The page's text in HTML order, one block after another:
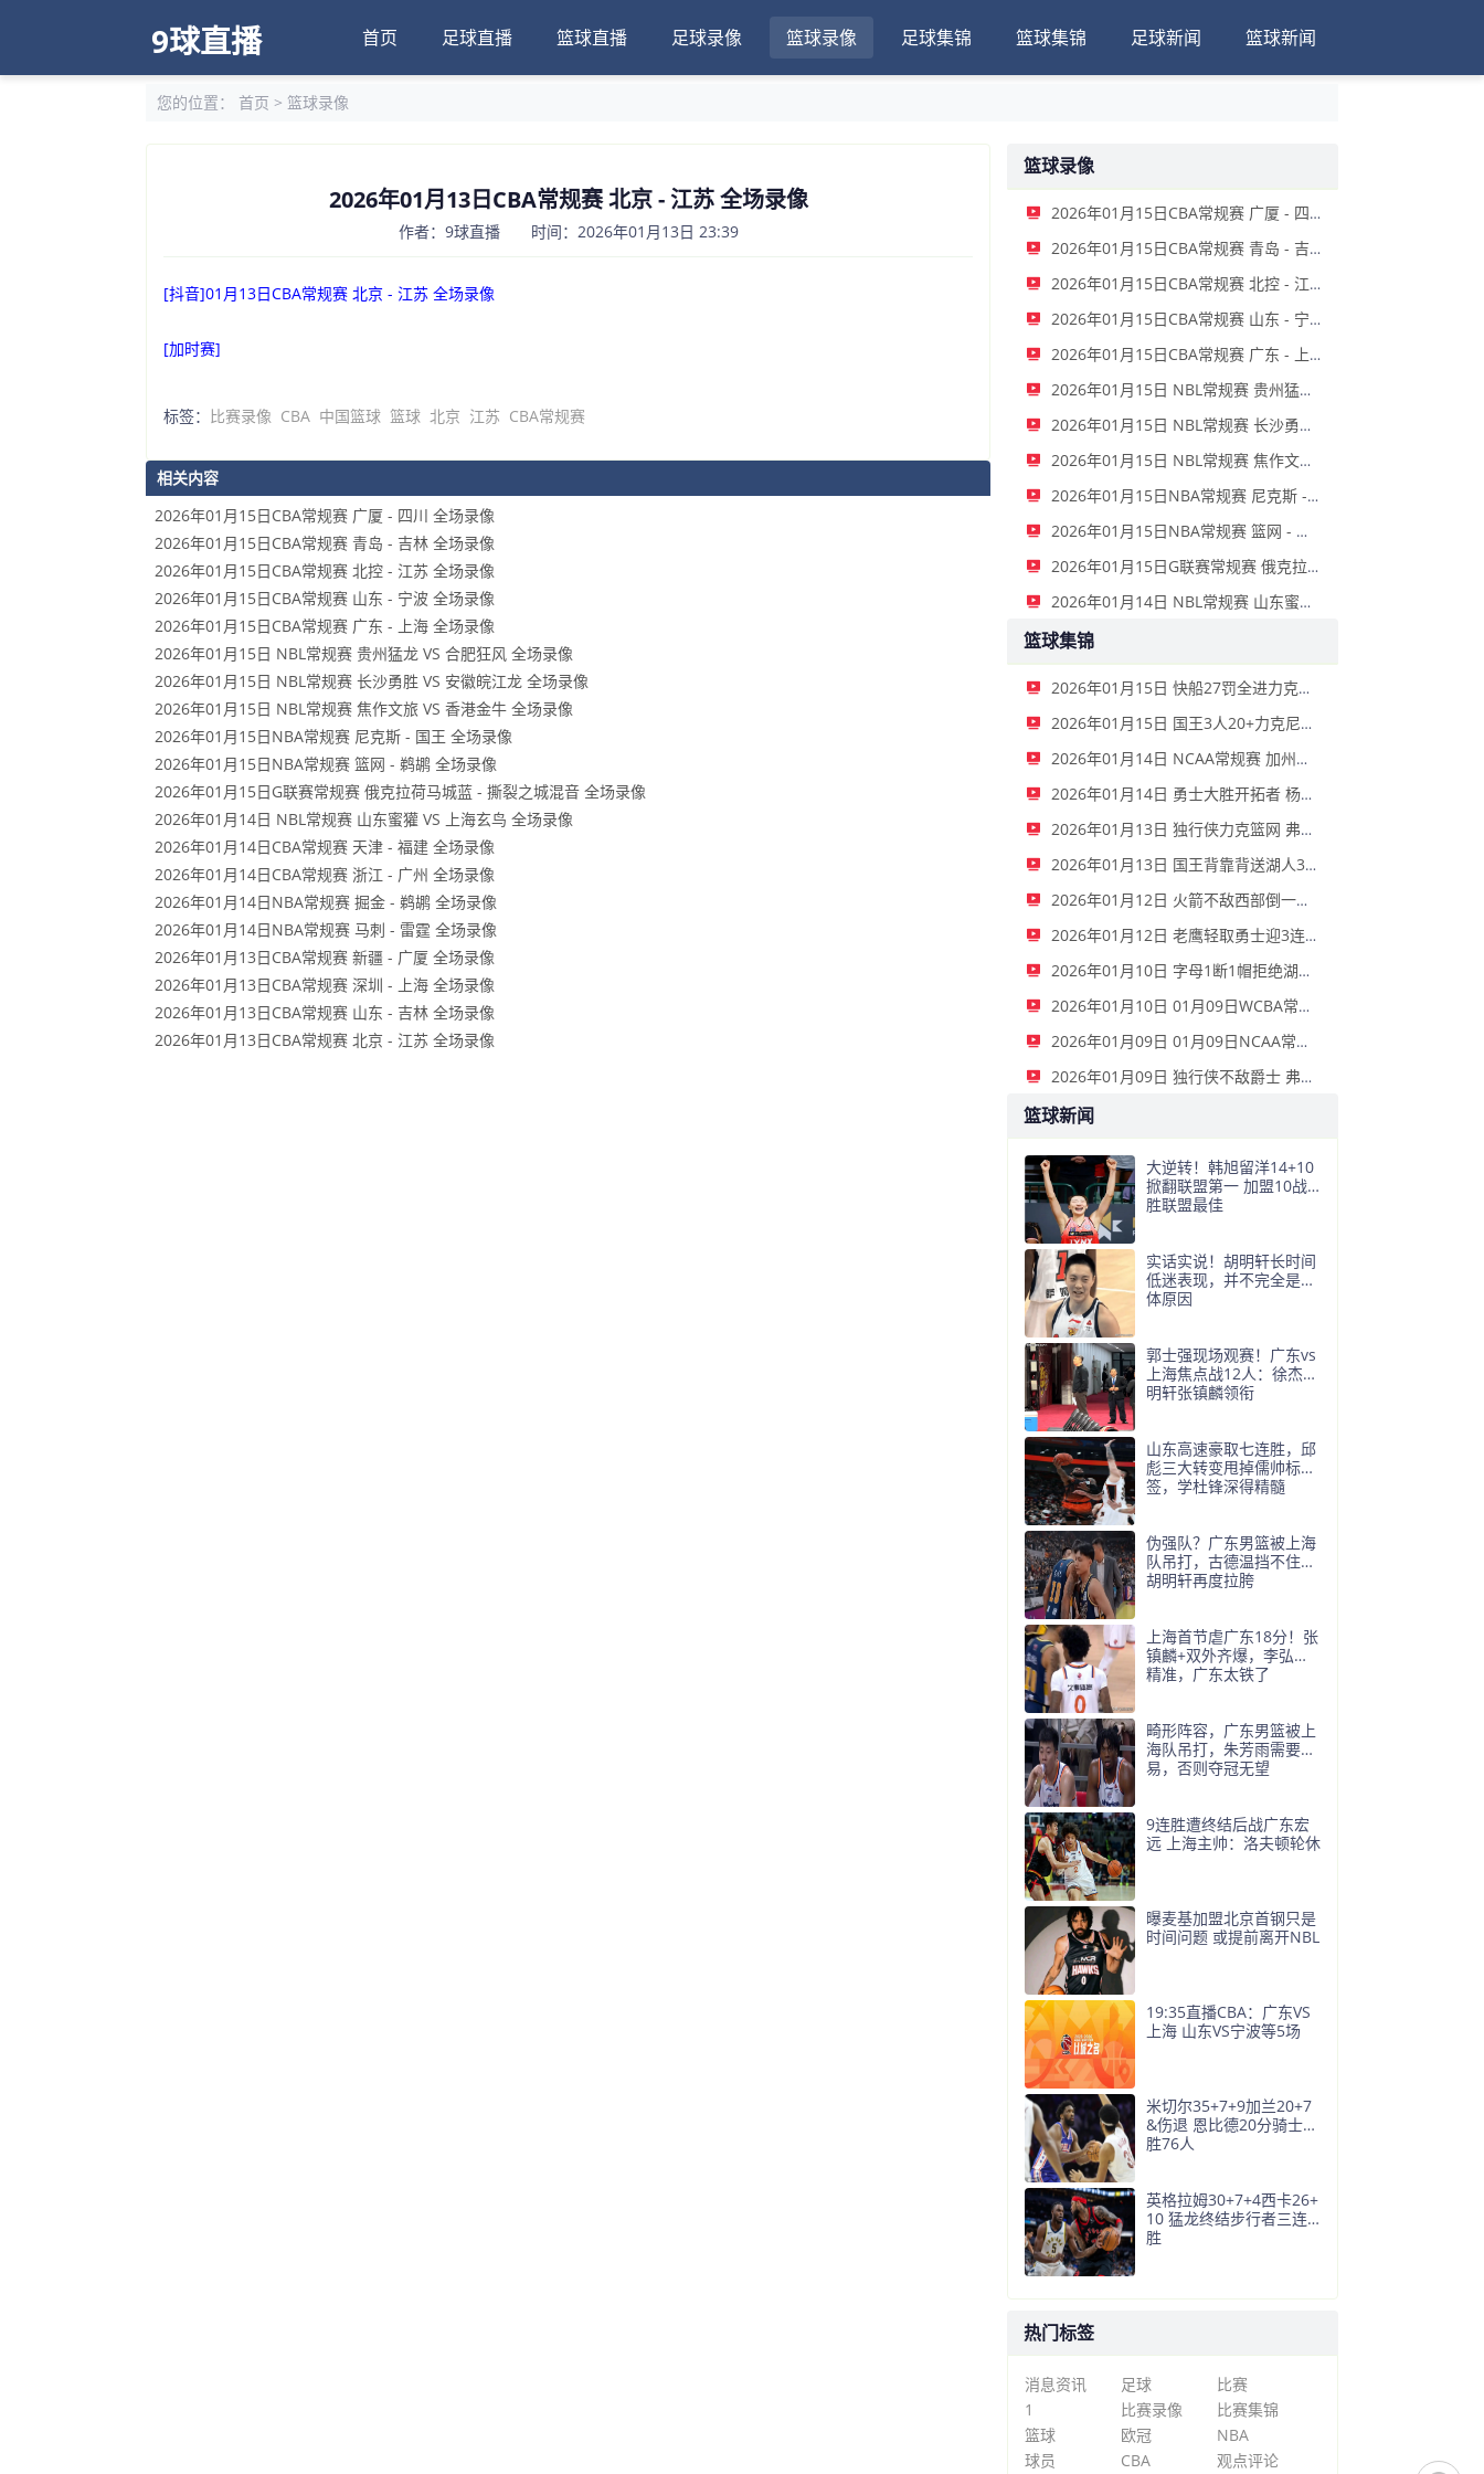
9球直播 首页 足球直播 篮球直播 足球录像 篮球录像 足球集锦 篮球集锦 足球新闻 篮球新闻
您的位置： 首页 > 篮球录像
2026年01月13日CBA常规赛 北京 - 江苏 全场录像
作者：9球直播 时间：2026年01月13日 23:39
[抖音]01月13日CBA常规赛 北京 - 江苏 全场录像
[加时赛]
标签： 比赛录像 CBA 中国篮球 篮球 北京 江苏 CBA常规赛
相关内容
2026年01月15日CBA常规赛 广厦 - 四川 全场录像
2026年01月15日CBA常规赛 青岛 - 吉林 全场录像
2026年01月15日CBA常规赛 北控 - 江苏 全场录像
2026年01月15日CBA常规赛 山东 - 宁波 全场录像
2026年01月15日CBA常规赛 广东 - 上海 全场录像
2026年01月15日 NBL常规赛 贵州猛龙 VS 合肥狂风 全场录像
2026年01月15日 NBL常规赛 长沙勇胜 VS 安徽皖江龙 全场录像
2026年01月15日 NBL常规赛 焦作文旅 VS 香港金牛 全场录像
2026年01月15日NBA常规赛 尼克斯 - 国王 全场录像
2026年01月15日NBA常规赛 篮网 - 鹈鹕 全场录像
2026年01月15日G联赛常规赛 俄克拉荷马城蓝 - 撕裂之城混音 全场录像
2026年01月14日 NBL常规赛 山东蜜獾 VS 上海玄鸟 全场录像
2026年01月14日CBA常规赛 天津 - 福建 全场录像
2026年01月14日CBA常规赛 浙江 - 广州 全场录像
2026年01月14日NBA常规赛 掘金 - 鹈鹕 全场录像
2026年01月14日NBA常规赛 马刺 - 雷霆 全场录像
2026年01月13日CBA常规赛 新疆 - 广厦 全场录像
2026年01月13日CBA常规赛 深圳 - 上海 全场录像
2026年01月13日CBA常规赛 山东 - 吉林 全场录像
2026年01月13日CBA常规赛 北京 - 江苏 全场录像
篮球录像
2026年01月15日CBA常规赛 广厦 - 四川 全场录像
2026年01月15日CBA常规赛 青岛 - 吉林 全场录像
2026年01月15日CBA常规赛 北控 - 江苏 全场录像
2026年01月15日CBA常规赛 山东 - 宁波 全场录像
2026年01月15日CBA常规赛 广东 - 上海 全场录像
2026年01月15日 NBL常规赛 贵州猛龙 VS 合肥狂风 全场录像
2026年01月15日 NBL常规赛 长沙勇胜 VS 安徽皖江龙 全场录像
2026年01月15日 NBL常规赛 焦作文旅 VS 香港金牛 全场录像
2026年01月15日NBA常规赛 尼克斯 - 国王 全场录像
2026年01月15日NBA常规赛 篮网 - 鹈鹕 全场录像
2026年01月15日G联赛常规赛 俄克拉荷马城蓝 - 撕裂之城混音 全场录像
2026年01月14日 NBL常规赛 山东蜜獾 VS 上海玄鸟 全场录像
篮球集锦
2026年01月15日 快船27罚全进力克奇才迎来4连胜 哈登22+5+8 伦纳德33分4断
2026年01月15日 国王3人20+力克尼克斯 德罗赞里程碑 威少11助 布伦森伤退
2026年01月14日 NCAA常规赛 加州圣玛丽大学 82 - 68 旧金山大学 全场集锦
2026年01月14日 勇士大胜开拓者 杨瀚森3分2板 巴特勒16+6+5 库里9中2送11助
2026年01月13日 独行侠力克篮网 弗拉格27+5+5 克莱18分 小波特28+9
2026年01月13日 国王背靠背送湖人3连败 东契奇空砍42+7+8+4断 威少22+5+7
2026年01月12日 火箭不敌西部倒一国王遭遇3连败！申京复出19+9 阿门31+13+6
2026年01月12日 老鹰轻取勇士迎3连胜 约翰逊23+11+6 CJ首秀12分 库里31+5
2026年01月10日 字母1断1帽拒绝湖人逆转 詹姆斯26+9+10 东契奇25中8&致命6犯
2026年01月10日 01月09日WCBA常规赛 山西女篮 96 - 73 新疆女篮 全场集锦
2026年01月09日 01月09日NCAA常规赛 俄亥俄州立大学 - 俄勒冈大学 集锦
2026年01月09日 独行侠不敌爵士 弗拉格26+10+8 浓眉21+11&伤退 马尔卡宁33+7
篮球新闻
大逆转！韩旭留洋14+10
掀翻联盟第一 加盟10战9
胜联盟最佳
实话实说！胡明轩长时间
低迷表现，并不完全是身
体原因
郭士强现场观赛！广东vs
上海焦点战12人：徐杰胡
明轩张镇麟领衔
山东高速豪取七连胜，邱
彪三大转变甩掉儒帅标
签，学杜锋深得精髓
伪强队？广东男篮被上海
队吊打，古德温挡不住，
胡明轩再度拉胯
上海首节虐广东18分！张
镇麟+双外齐爆，李弘权
精准，广东太铁了
畸形阵容，广东男篮被上
海队吊打，朱芳雨需要交
易，否则夺冠无望
9连胜遭终结后战广东宏
远 上海主帅：洛夫顿轮休
曝麦基加盟北京首钢只是
时间问题 或提前离开NBL
19:35直播CBA：广东VS
上海 山东VS宁波等5场
米切尔35+7+9加兰20+7
&伤退 恩比德20分骑士大
胜76人
英格拉姆30+7+4西卡26+
10 猛龙终结步行者三连
胜
热门标签
消息资讯 足球
比赛
1
比赛录像
比赛集锦
篮球
欧冠
NBA
球员
CBA 观点评论